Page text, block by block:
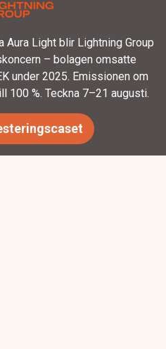
Aura Light blir Lightning Group
– bolagen omsatte
under 2025. Emissionen om
100 %. Teckna 7–21 augusti.